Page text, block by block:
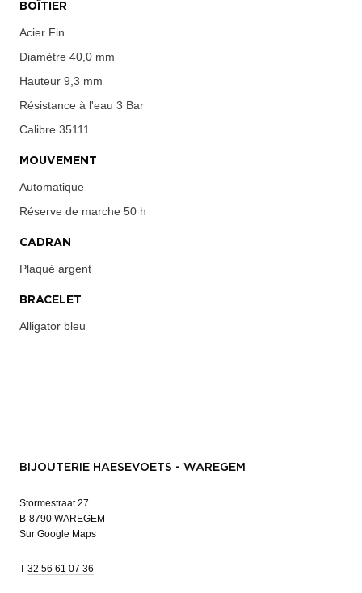
BOÎTIER
Acier Fin
Diamètre 40,0 mm
Hauteur 9,3 mm
Résistance à l'eau 3 Bar
Calibre 35111
MOUVEMENT
Automatique
Réserve de marche 50 h
CADRAN
Plaqué argent
BRACELET
Alligator bleu
BIJOUTERIE HAESEVOETS - WAREGEM
Stormestraat 27
B-8790 WAREGEM
Sur Google Maps
T 32 56 61 07 36